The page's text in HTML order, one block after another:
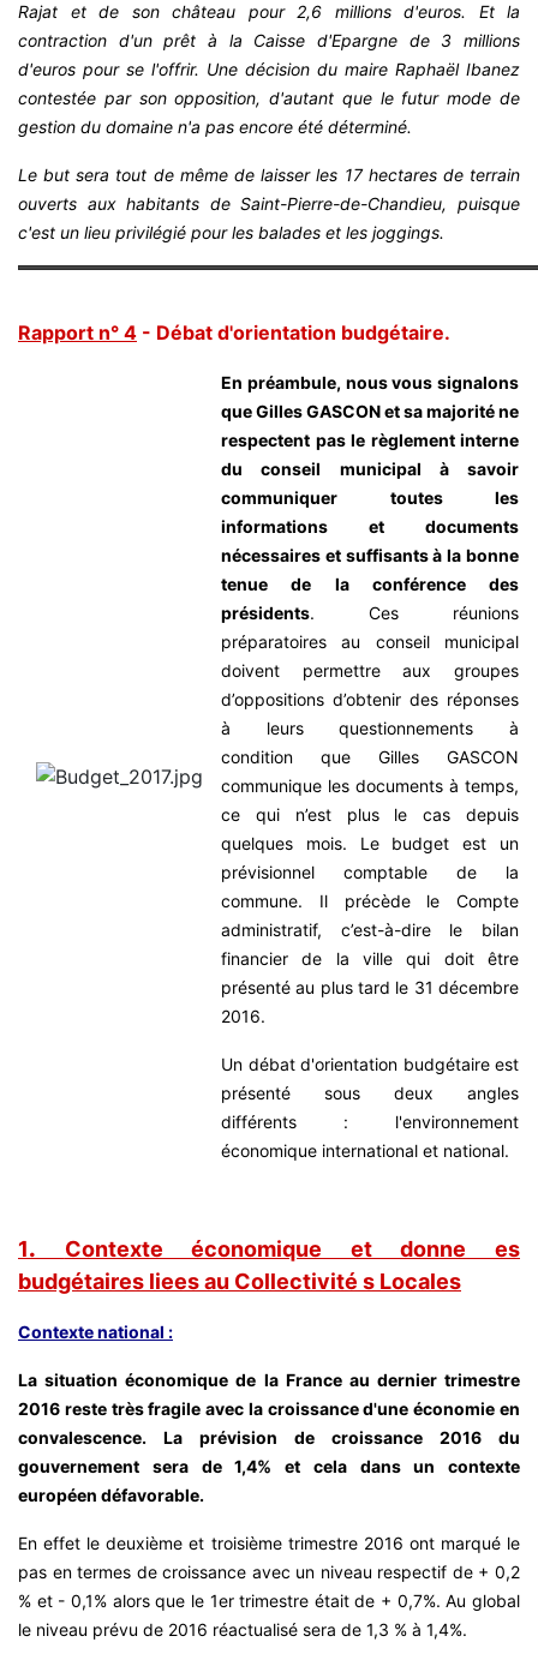
Rajat et de son château pour 2,6 millions d'euros. Et la
contraction d'un prêt à la Caisse d'Epargne de 3 millions
d'euros pour se l'offrir. Une décision du maire Raphaël Ibanez
contestée par son opposition, d'autant que le futur mode de
gestion du domaine n'a pas encore été déterminé.
Le but sera tout de même de laisser les 17 hectares de terrain
ouverts aux habitants de Saint-Pierre-de-Chandieu, puisque
c'est un lieu privilégié pour les balades et les joggings.
Rapport n° 4 - Débat d'orientation budgétaire.
En préambule, nous vous signalons
que Gilles GASCON et sa majorité ne
respectent pas le règlement interne
du conseil municipal à savoir
communiquer toutes les
informations et documents
nécessaires et suffisants à la bonne
tenue de la conférence des
présidents. Ces réunions
préparatoires au conseil municipal
doivent permettre aux groupes
d’oppositions d’obtenir des réponses
à leurs questionnements à
condition que Gilles GASCON
communique les documents à temps,
ce qui n’est plus le cas depuis
quelques mois. Le budget est un
prévisionnel comptable de la
commune. Il précède le Compte
administratif, c’est-à-dire le bilan
financier de la ville qui doit être
présenté au plus tard le 31 décembre
2016.
Un débat d'orientation budgétaire est
présenté sous deux angles
différents : l'environnement
économique international et national.
1.
Contexte économique et donne es
budgétaires liees au Collectivité s Locales
Contexte national :
La situation économique de la France au dernier trimestre
2016 reste très fragile avec la croissance d'une économie en
convalescence. La prévision de croissance 2016 du
gouvernement sera de 1,4% et cela dans un contexte
européen défavorable.
En effet le deuxième et troisième trimestre 2016 ont marqué le
pas en termes de croissance avec un niveau respectif de + 0,2
% et - 0,1% alors que le 1er trimestre était de + 0,7%. Au global
le niveau prévu de 2016 réactualisé sera de 1,3 % à 1,4%.